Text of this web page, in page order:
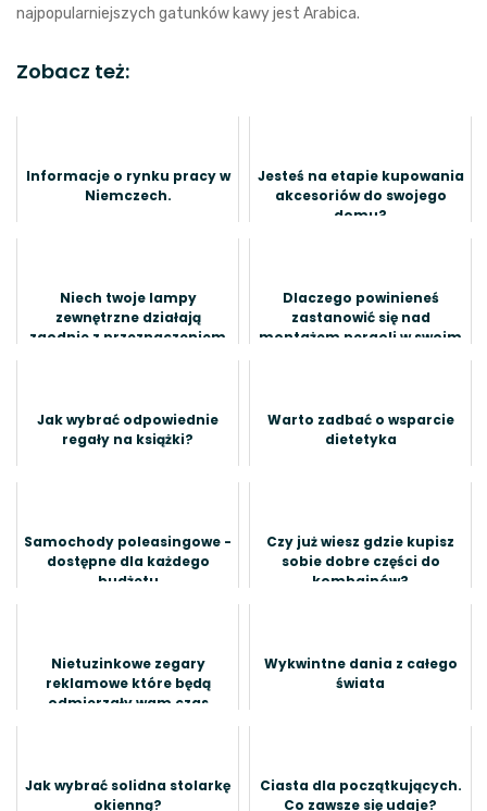
najpopularniejszych gatunków kawy jest Arabica.
Zobacz też:
Informacje o rynku pracy w
Niemczech.
Jesteś na etapie kupowania
akcesoriów do swojego
domu?
Niech twoje lampy
zewnętrzne działają
zgodnie z przeznaczeniem
Dlaczego powinieneś
zastanowić się nad
montażem pergoli w swoim
Jak wybrać odpowiednie
regały na książki?
Warto zadbać o wsparcie
dietetyka
Samochody poleasingowe -
dostępne dla każdego
budżetu
Czy już wiesz gdzie kupisz
sobie dobre części do
kombajnów?
Nietuzinkowe zegary
reklamowe które będą
odmierzały wam czas
Wykwintne dania z całego
świata
Jak wybrać solidna stolarkę
okienną?
Ciasta dla początkujących.
Co zawsze się udaje?